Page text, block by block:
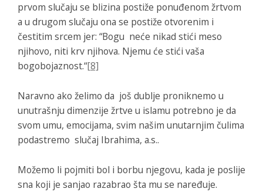
prvom slučaju se blizina postiže ponuđenom žrtvom
a u drugom slučaju ona se postiže otvorenim i
čestitim srcem jer: “Bogu neće nikad stići meso
njihovo, niti krv njihova. Njemu će stići vaša
bogobojaznost.“[8]
Naravno ako želimo da još dublje proniknemo u
unutrašnju dimenzije žrtve u islamu potrebno je da
svom umu, emocijama, svim našim unutarnjim čulima
podastremo slučaj Ibrahima, a.s..
Možemo li pojmiti bol i borbu njegovu, kada je poslije
sna koji je sanjao razabrao šta mu se naređuje.